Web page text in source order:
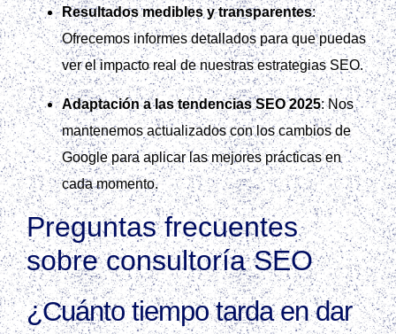
Resultados medibles y transparentes:
Ofrecemos informes detallados para que puedas
ver el impacto real de nuestras estrategias SEO.
Adaptación a las tendencias SEO 2025: Nos
mantenemos actualizados con los cambios de
Google para aplicar las mejores prácticas en
cada momento.
Preguntas frecuentes
sobre consultoría SEO
¿Cuánto tiempo tarda en dar